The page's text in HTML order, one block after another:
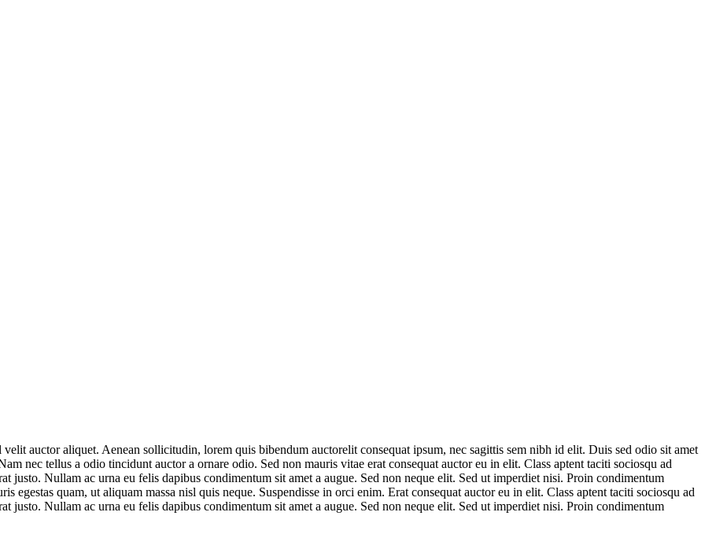
auctor aliquet. Aenean sollicitudin, lorem quis bibendum auctorelit consequat ipsum, nec sagittis sem nibh id elit. Duis sed odio sit amet
nec tellus a odio tincidunt auctor a ornare odio. Sed non mauris vitae erat consequat auctor eu in elit. Class aptent taciti sociosqu ad
justo. Nullam ac urna eu felis dapibus condimentum sit amet a augue. Sed non neque elit. Sed ut imperdiet nisi. Proin condimentum
egestas quam, ut aliquam massa nisl quis neque. Suspendisse in orci enim. Erat consequat auctor eu in elit. Class aptent taciti sociosqu ad
justo. Nullam ac urna eu felis dapibus condimentum sit amet a augue. Sed non neque elit. Sed ut imperdiet nisi. Proin condimentum